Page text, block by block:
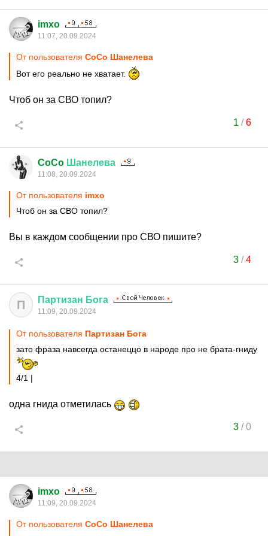
imxo
11:07, 20.09.2024
От пользователя CoCo Шанелева
Вот его реально не хватает.
Чтоб он за СВО топил?
1/ 6
CoCo Шанелева
11:08, 20.09.2024
От пользователя imxo
Чтоб он за СВО топил?
Вы в каждом сообщении про СВО пишите?
3/ 4
П Партизан Бога
11:09, 20.09.2024
От пользователя Партизан Бога
зато фраза навсегда останеццо в народе про не брата-гниду
4/1 |
одна гнида отметилась
3/ 0
imxo
11:09, 20.09.2024
От пользователя CoCo Шанелева